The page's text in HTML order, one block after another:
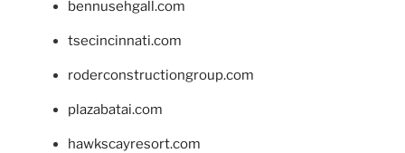
bennusehgall.com
tsecincinnati.com
roderconstructiongroup.com
plazabatai.com
hawkscayresort.com